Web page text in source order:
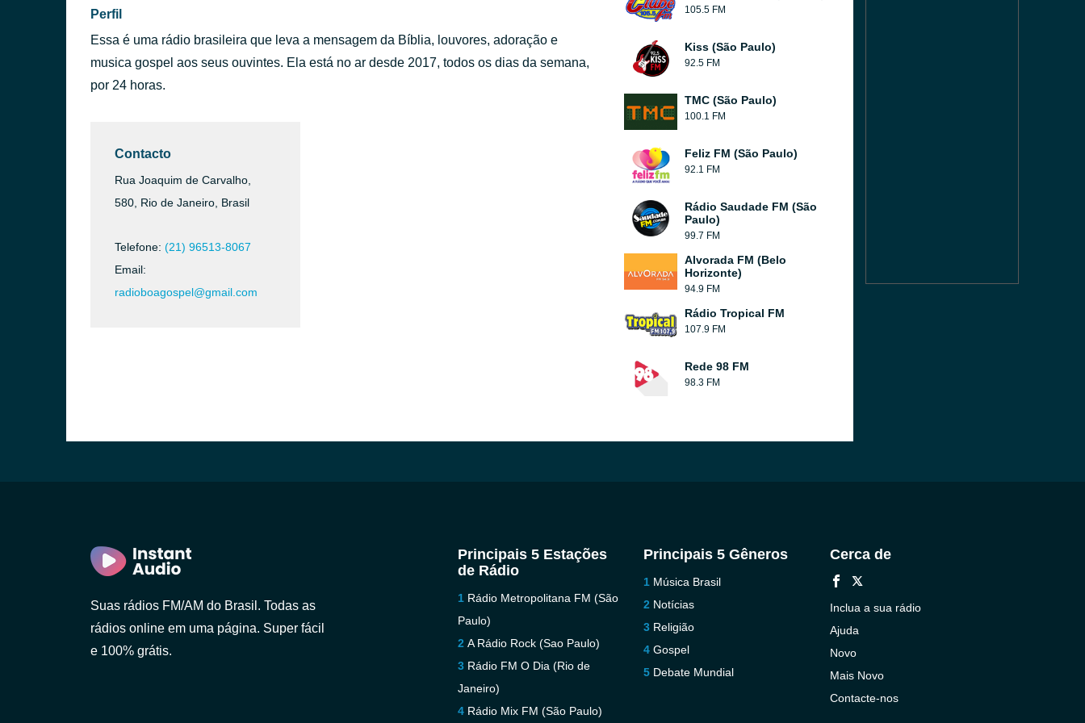
Perfil
Essa é uma rádio brasileira que leva a mensagem da Bíblia, louvores, adoração e
musica gospel aos seus ouvintes. Ela está no ar desde 2017, todos os dias da semana,
por 24 horas.
Contacto
Rua Joaquim de Carvalho,
580, Rio de Janeiro, Brasil
Telefone: (21) 96513-8067
Email:
radioboagospel@gmail.com
105.5 FM
Kiss (São Paulo)
92.5 FM
TMC (São Paulo)
100.1 FM
Feliz FM (São Paulo)
92.1 FM
Rádio Saudade FM (São
Paulo)
99.7 FM
Alvorada FM (Belo
Horizonte)
94.9 FM
Rádio Tropical FM
107.9 FM
Rede 98 FM
98.3 FM
Suas rádios FM/AM do Brasil. Todas as
rádios online em uma página. Super fácil
e 100% grátis.
Principais 5 Estações
de Rádio
Rádio Metropolitana FM (São
Paulo)
A Rádio Rock (Sao Paulo)
Rádio FM O Dia (Rio de
Janeiro)
Rádio Mix FM (São Paulo)
Principais 5 Gêneros
Música Brasil
Notícias
Religião
Gospel
Debate Mundial
Cerca de
Inclua a sua rádio
Ajuda
Novo
Mais Novo
Contacte-nos